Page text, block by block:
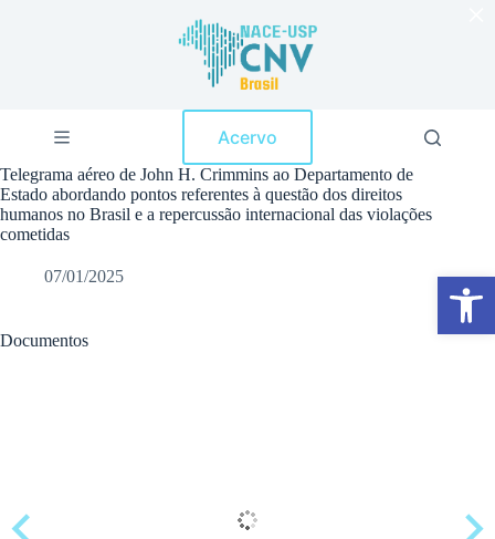
Abrir a barra de ferramentas
a
o
c
o
d
Acervo
Telegrama aéreo de John H. Crimmins ao Departamento de
Estado abordando pontos referentes à questão dos direitos
humanos no Brasil e a repercussão internacional das violações
cometidas
07/01/2025
Documentos